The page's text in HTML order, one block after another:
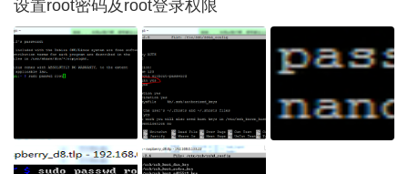
设置root密码及root登录权限